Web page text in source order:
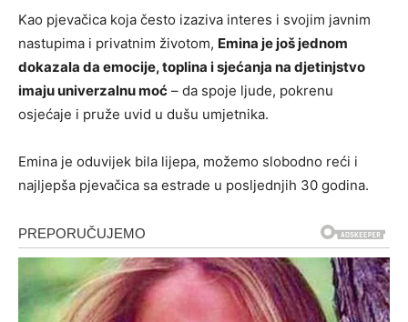
Kao pjevačica koja često izaziva interes i svojim javnim
nastupima i privatnim životom, Emina je još jednom
dokazala da emocije, toplina i sjećanja na djetinjstvo
imaju univerzalnu moć – da spoje ljude, pokrenu
osjećaje i pruže uvid u dušu umjetnika.
Emina je oduvijek bila lijepa, možemo slobodno reći i
najljepša pjevačica sa estrade u posljednjih 30 godina.